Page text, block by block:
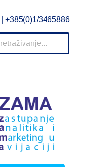
| +385(0)1/3465886